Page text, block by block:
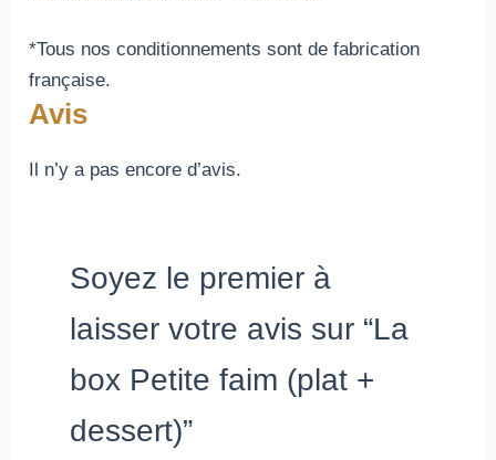
*Tous nos conditionnements sont de fabrication
française.
Avis
Il n’y a pas encore d’avis.
Soyez le premier à
laisser votre avis sur “La
box Petite faim (plat +
dessert)”